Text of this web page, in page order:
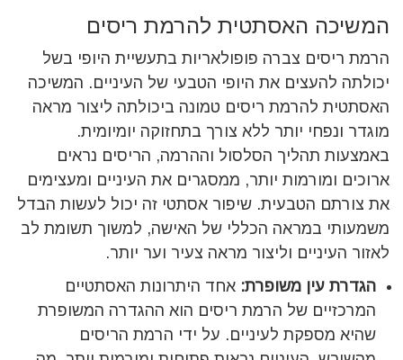
המשיכה האסתטית להרמת ריסים
הרמת ריסים צברה פופולאריות בתעשיית היופי בשל
יכולתה להעצים את היופי הטבעי של העיניים. המשיכה
האסתטית להרמת ריסים טמונה ביכולתה ליצור מראה
מוגדר ונפחי יותר ללא צורך בתחזוקה יומיומית.
באמצעות תהליך הסלסול וההרמה, הריסים נראים
ארוכים ומורמות יותר, ממסגרים את העיניים ומעצימים
את צורתם הטבעית. שיפור אסתטי זה יכול לעשות הבדל
משמעותי במראה הכללי של האישה, למשוך תשומת לב
לאזור העיניים וליצור מראה צעיר וער יותר.
הגדרת עין משופרת: אחד היתרונות האסתטיים
המרכזיים של הרמת ריסים הוא ההגדרה המשופרת
שהיא מספקת לעיניים. על ידי הרמת הריסים